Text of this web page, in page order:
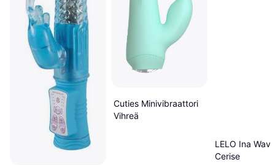
Cuties Minivibraattori
Vihreä
LELO Ina
Cerise